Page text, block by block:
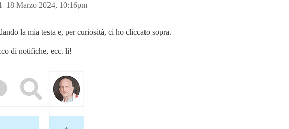
18 Marzo 2024, 10:16pm
la mia testa e, per curiosità, ci ho cliccato sopra.
di notifiche, ecc. lì!